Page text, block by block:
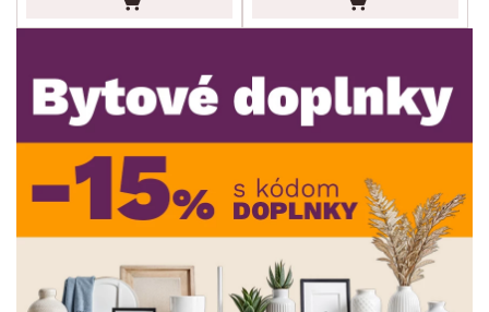
ROZMERY
min. max.
min. cm max. cm
min. cm max.
MATERIÁL
FUNKCIE
MIESTNOSŤ